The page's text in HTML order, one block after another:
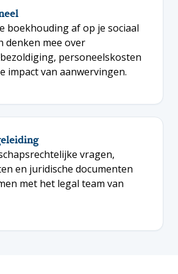
boekhouding af op je sociaal
denken mee over
personeelskosten
impact van aanwervingen.
vragen,
en juridische documenten
met het legal team van